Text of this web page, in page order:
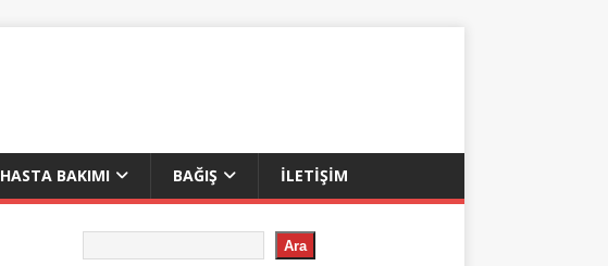
HASTA BAKIMI BAĞIŞ İLETIŞIM
Ara